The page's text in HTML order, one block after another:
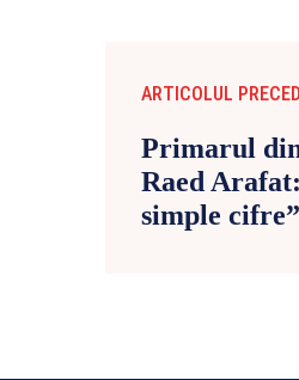
ARTICOLUL
Primarul din
Raed
simple cifre”